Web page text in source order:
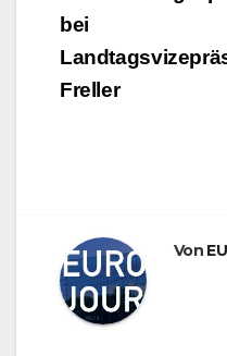
bei
Freller
Von